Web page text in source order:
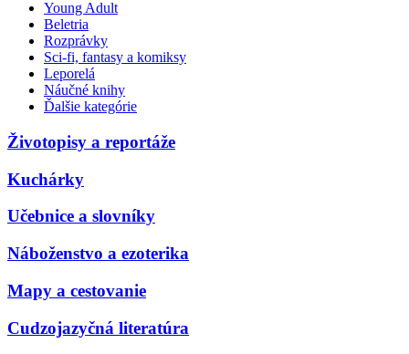
Young Adult
Beletria
Rozprávky
Sci-fi, fantasy a komiksy
Leporelá
Náučné knihy
Ďalšie kategórie
Životopisy a reportáže
Kuchárky
Učebnice a slovníky
Náboženstvo a ezoterika
Mapy a cestovanie
Cudzojazyčná literatúra